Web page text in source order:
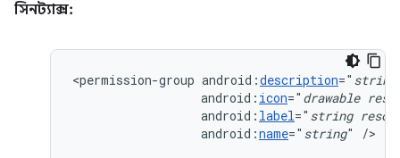
সিনট্যাক্স:
<permission-group android:description=" string
android: icon=" drawable
android: label=" string
android:name=" string" />